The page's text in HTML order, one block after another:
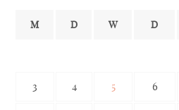
M D W D
3 4 5 6